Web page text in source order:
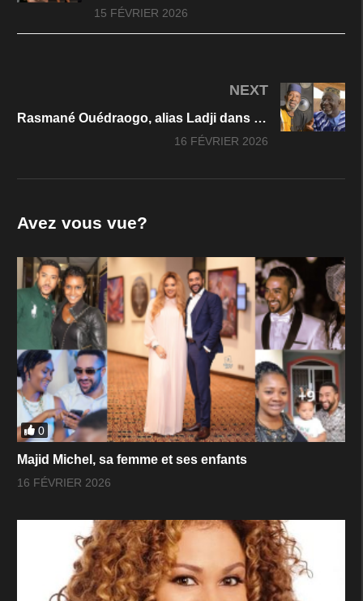
15 FÉVRIER 2026
NEXT
Rasmané Ouédraogo, alias Ladji dans »Trois femmes, un village »
16 FÉVRIER 2026
Avez vous vue?
0
Majid Michel, sa femme et ses enfants
16 FÉVRIER 2026